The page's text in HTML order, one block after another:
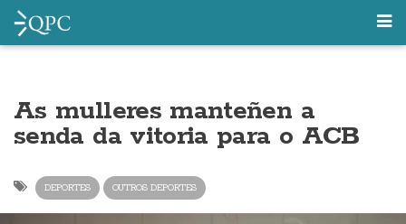
As mulleres manteñen a
senda da vitoria para o ACB
DEPORTES OUTROS DEPORTES